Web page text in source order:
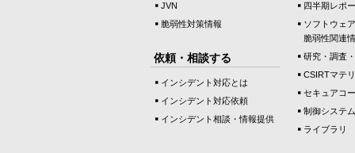
JVN
脆弱性対策情報
依頼・相談する
インシデント対応とは
インシデント対応依頼
インシデント相談・情報提供
四半期レポ
ソフトウェ
脆弱性関連
研究・調査
CSIRTマテ
セキュアコ
制御システ
ライブラリ